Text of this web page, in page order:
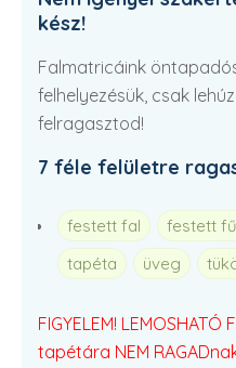
kész!
Falmatricáink
felhelyezésük, csak
felragasztod!
7 féle felületre
festett fal
festett
tapéta
üveg
FIGYELEM!
tapétára NEM